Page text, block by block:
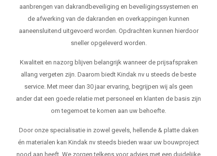
aanbrengen van dakrandbeveiliging en beveiligingssystemen en
de afwerking van de dakranden en overkappingen kunnen
aaneensluitend uitgevoerd worden. Opdrachten kunnen hierdoor
sneller opgeleverd worden.
Kwaliteit en nazorg blijven belangrijk wanneer de prijsafspraken
allang vergeten zijn. Daarom biedt Kindak nv u steeds de beste
service. Met meer dan 30 jaar ervaring, begrijpen wij als geen
ander dat een goede relatie met personeel en klanten de basis zijn
om tegemoet te komen aan uw behoefte.
Door onze specialisatie in zowel gevels, hellende & platte daken
én materialen kan Kindak nv steeds bieden waar uw bouwproject
nood aan heeft. We zorgen telkens voor advies met een duidelijke